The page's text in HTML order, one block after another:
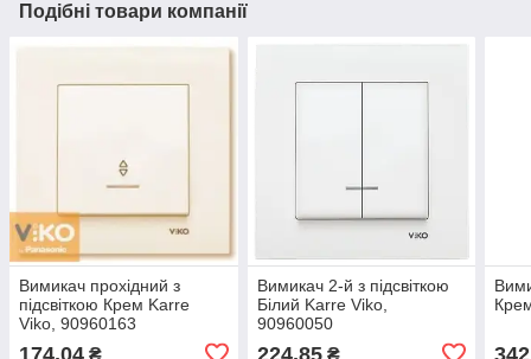
Подібні товари компанії
Вимикач прохідний з
підсвіткою Крем Karre
Viko, 90960163
174,04 ₴
Вимикач 2-й з підсвіткою
Білий Karre Viko,
90960050
224,85₴